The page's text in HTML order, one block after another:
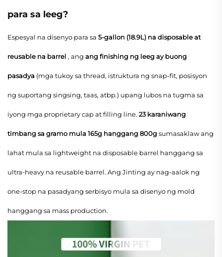
para sa leeg?
Espesyal na disenyo para sa 5-gallon (18.9L) na disposable at
reusable na barrel , ang ang finishing ng leeg ay buong
pasadya (mga tukoy sa thread, istruktura ng snap-fit, posisyon
ng suportang singsing, taas, atbp.) upang lubos na tugma sa
iyong mga proprietary cap at filling line. 23 karaniwang
timbang sa gramo mula 165g hanggang 800gsumasaklaw ang
lahat mula sa lightweight na disposable barrel hanggang sa
ultra-heavy na reusable barrel. Ang Jinting ay nag-aalok ng
one-stop na pasadyang serbisyo mula sa disenyo ng mold
hanggang sa mass production.